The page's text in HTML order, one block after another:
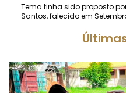
Tema tinha sido proposto
Santos, falecido em